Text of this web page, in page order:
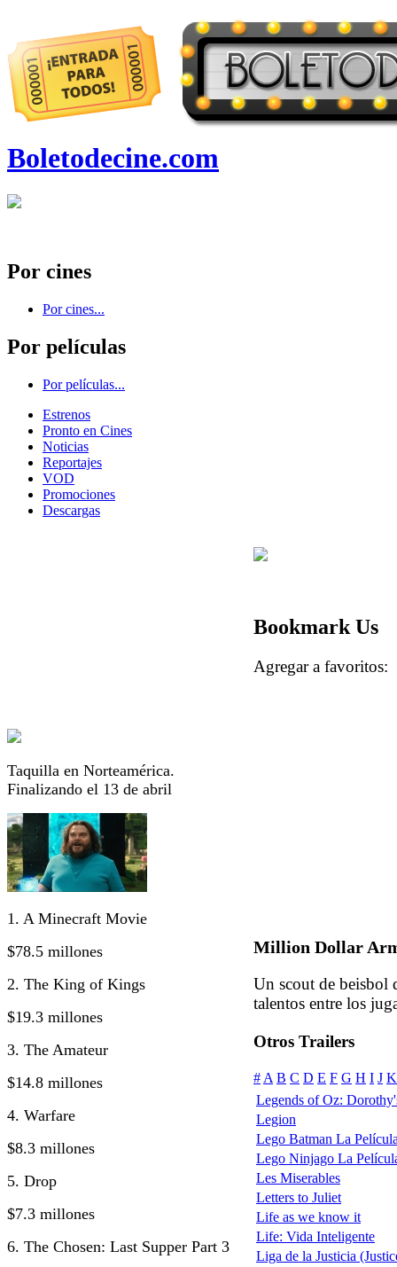
Boletodecine.com
Por cines
Por cines...
Por películas
Por películas...
Estrenos
Pronto en Cines
Noticias
Reportajes
VOD
Promociones
Descargas
Taquilla en Norteamérica.
Finalizando el 13 de abril
1. A Minecraft Movie
$78.5 millones
2. The King of Kings
$19.3 millones
3. The Amateur
$14.8 millones
4. Warfare
$8.3 millones
5. Drop
$7.3 millones
6. The Chosen: Last Supper Part 3
Bookmark Us
Agregar a
Million Dollar
Un scout de beisbol
talentos entre los
Otros Trailers
# A B C D E F G H I J K
Legends of Oz:
Legion
Lego Batman La
Lego Ninjago La
Les Miserables
Letters to Juliet
Life as we know it
Life: Vida Inteligente
Liga de la Justicia